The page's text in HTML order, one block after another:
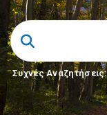
Συχνές Αναζητήσεις: